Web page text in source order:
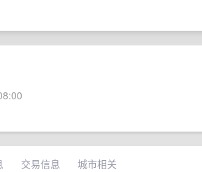
交易信息 城市相关